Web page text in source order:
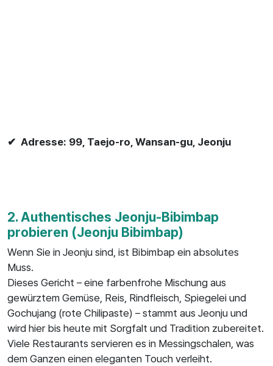
✔ Adresse: 99, Taejo-ro, Wansan-gu, Jeonju
2. Authentisches Jeonju-Bibimbap
probieren (Jeonju Bibimbap)
Wenn Sie in Jeonju sind, ist Bibimbap ein absolutes
Muss.
Dieses Gericht – eine farbenfrohe Mischung aus
gewürztem Gemüse, Reis, Rindfleisch, Spiegelei und
Gochujang (rote Chilipaste) – stammt aus Jeonju und
wird hier bis heute mit Sorgfalt und Tradition zubereitet.
Viele Restaurants servieren es in Messingschalen, was
dem Ganzen einen eleganten Touch verleiht.